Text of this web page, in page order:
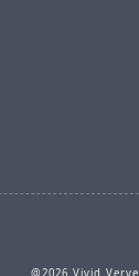
@2026 Vivid Verve